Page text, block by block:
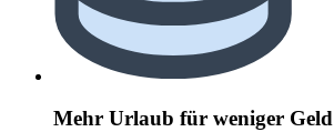
Mehr Urlaub für weniger Geld